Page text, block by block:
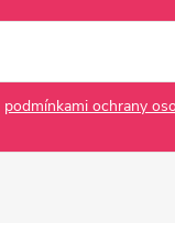
podmínkami ochrany